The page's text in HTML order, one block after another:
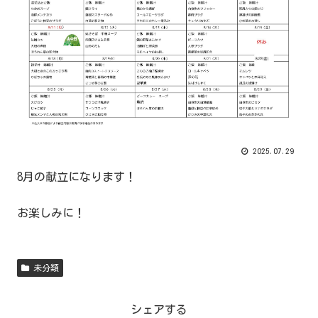
2025.07.29
8月の献立になります！
お楽しみに！
未分類
シェアする